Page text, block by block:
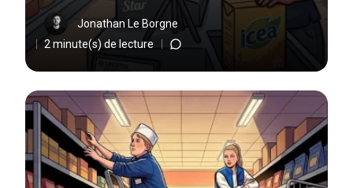
Jonathan Le Borgne
2 minute(s) de lecture